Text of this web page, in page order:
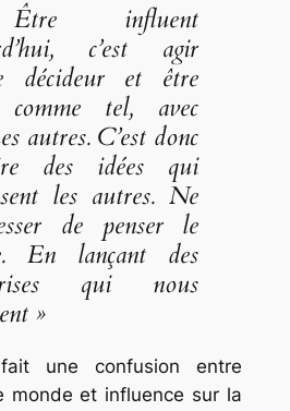
influent
c’est agir
décideur et être
comme tel, avec
autres. C’est donc
des idées qui
les autres. Ne
de penser le
En lançant des
qui nous
»
une confusion entre
monde et influence sur la